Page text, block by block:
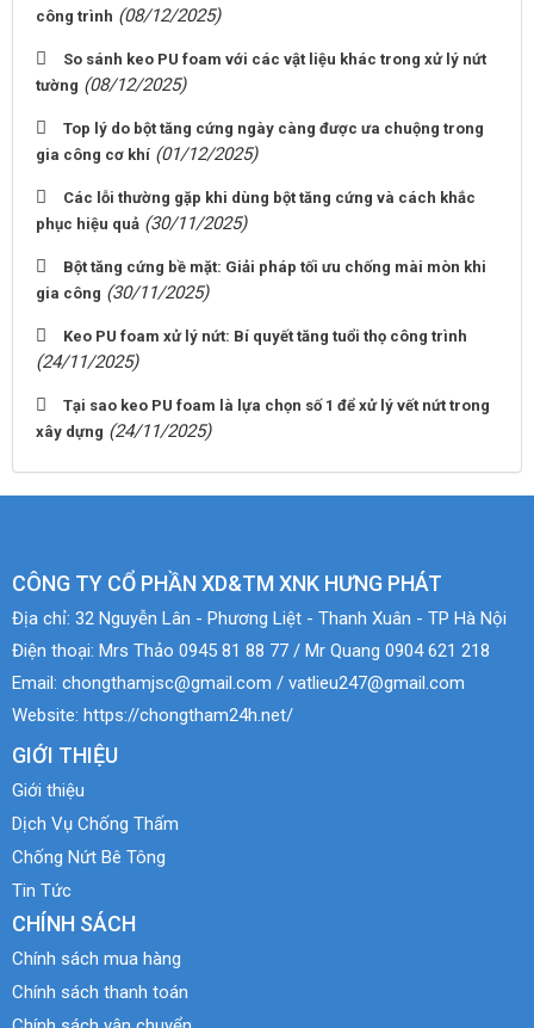
công trình (08/12/2025)
So sánh keo PU foam với các vật liệu khác trong xử lý nứt
tường (08/12/2025)
Top lý do bột tăng cứng ngày càng được ưa chuộng trong
gia công cơ khí (01/12/2025)
Các lỗi thường gặp khi dùng bột tăng cứng và cách khắc
phục hiệu quả (30/11/2025)
Bột tăng cứng bề mặt: Giải pháp tối ưu chống mài mòn khi
gia công (30/11/2025)
Keo PU foam xử lý nứt: Bí quyết tăng tuổi thọ công trình
(24/11/2025)
Tại sao keo PU foam là lựa chọn số 1 để xử lý vết nứt trong
xây dựng (24/11/2025)
CÔNG TY CỔ PHẦN XD&TM XNK HƯNG PHÁT
Địa chỉ: 32 Nguyễn Lân - Phương Liệt - Thanh Xuân - TP Hà Nội
Điện thoại: Mrs Thảo 0945 81 88 77 / Mr Quang 0904 621 218
Email: chongthamjsc@gmail.com / vatlieu247@gmail.com
Website: https://chongtham24h.net/
GIỚI THIỆU
Giới thiệu
Dịch Vụ Chống Thấm
Chống Nứt Bê Tông
Tin Tức
CHÍNH SÁCH
Chính sách mua hàng
Chính sách thanh toán